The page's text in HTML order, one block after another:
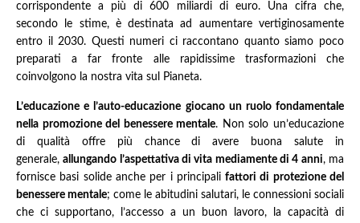
corrispondente a più di 600 miliardi di euro. Una cifra che,
secondo le stime, è destinata ad aumentare vertiginosamente
entro il 2030. Questi numeri ci raccontano quanto siamo poco
preparati a far fronte alle rapidissime trasformazioni che
coinvolgono la nostra vita sul Pianeta.
L’educazione e l’auto-educazione giocano un ruolo fondamentale
nella promozione del benessere mentale. Non solo un’educazione
di qualità offre più chance di avere buona salute in
generale,allungando l’aspettativa di vita mediamente di 4 anni, ma
fornisce basi solide anche per i principalifattori di protezione del
benessere mentale; come le abitudini salutari, le connessioni sociali
che ci supportano, l’accesso a un buon lavoro, la capacità di